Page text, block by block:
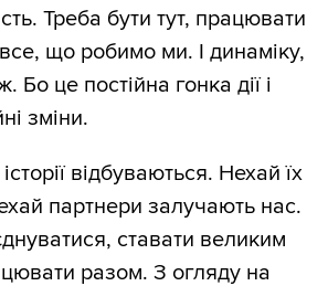
Треба бути тут, працювати
що робимо ми. І динаміку,
це постійна гонка дії і
зміни.
відбуваються. Нехай їх
партнери залучають нас.
ставати великим
разом. З огляду на